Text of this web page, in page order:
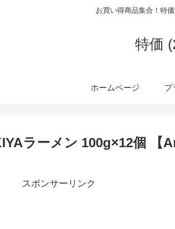
お買い得商品集合！特
特価
ホームページ プ
ラーメン 100g×12個 【
スポンサーリンク